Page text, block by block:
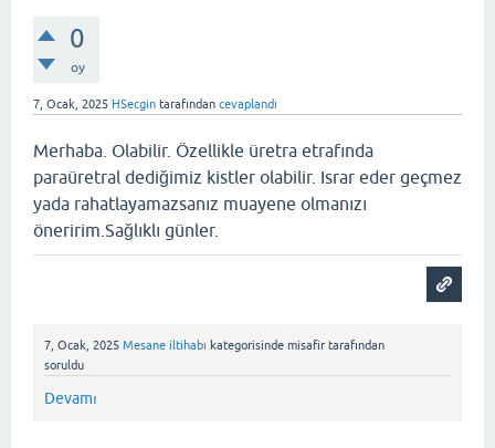
0
oy
7, Ocak, 2025 HSecgin tarafından cevaplandı
Merhaba. Olabilir. Özellikle üretra etrafında
paraüretral dediğimiz kistler olabilir. Israr eder geçmez
yada rahatlayamazsanız muayene olmanızı
öneririm.Sağlıklı günler.
7, Ocak, 2025 Mesane iltihabı kategorisinde misafir tarafından
soruldu
Devamı